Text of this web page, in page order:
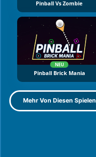
Pinball Vs Zombie
NEU
Pinball Brick Mania
Mehr Von Diesen Spielen